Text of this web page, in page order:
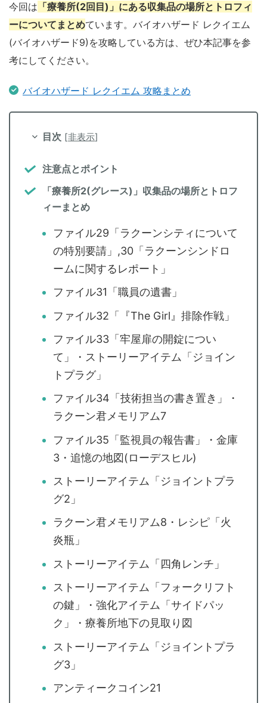
今回は 「療養所(2回目)」にある収集品の場所とトロフィ
ーについてまとめています。バイオハザード レクイエム
(バイオハザード9)を攻略している方は、ぜひ本記事を参
考にしてください。
バイオハザード レクイエム 攻略まとめ
目次 [非表示]
注意点とポイント
「療養所2(グレース)」収集品の場所とトロフ
ィーまとめ
ファイル29「ラクーンシティについて
の特別要請」,30「ラクーンシンドロ
ームに関するレポート」
ファイル31「職員の遺書」
ファイル32「『The Girl』排除作戦」
ファイル33「牢屋扉の開錠につい
て」・ストーリーアイテム「ジョイン
トプラグ」
ファイル34「技術担当の書き置き」・
ラクーン君メモリアム7
ファイル35「監視員の報告書」・金庫
3・追憶の地図(ローデスヒル)
ストーリーアイテム「ジョイントプラ
グ2」
ラクーン君メモリアム8・レシピ「火
炎瓶」
ストーリーアイテム「四角レンチ」
ストーリーアイテム「フォークリフト
の鍵」・強化アイテム「サイドパッ
ク」・療養所地下の見取り図
ストーリーアイテム「ジョイントプラ
グ3」
アンティークコイン21